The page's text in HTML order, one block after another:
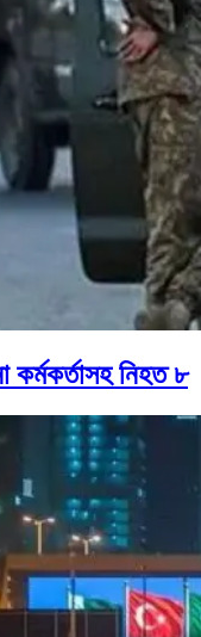
কর্মকর্তাসহ নিহত ৮